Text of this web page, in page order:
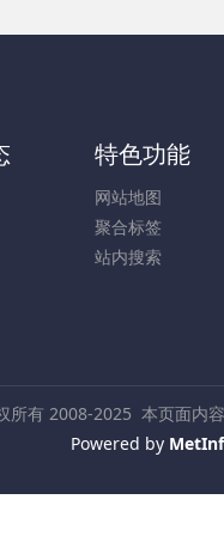
特色功能
网站地图
聚合标签
站内搜索
所有 2008-2025 本页面内
Powered by